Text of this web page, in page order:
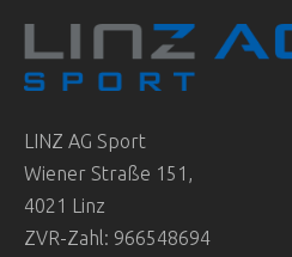
LINZ AG Sport
Wiener Straße 151,
4021 Linz
ZVR-Zahl: 966548694